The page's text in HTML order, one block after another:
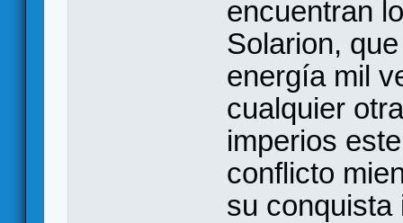
encuentran
Solarion,
energía mil
cualquier
imperios
conflicto
su conquista